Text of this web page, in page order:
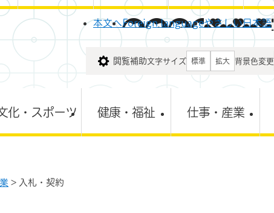
メニューを飛ばして本文へ
本文へForeign languageやさしい日本語
閲覧補助文字サイズ 標準 拡大 背景色変更
化・スポーツ 健康・福祉 仕事・産業
> 入札・契約